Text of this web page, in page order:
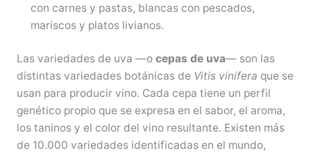
con carnes y pastas, blancas con pescados,
mariscos y platos livianos.
Las variedades de uva —o cepas de uva— son las
distintas variedades botánicas de Vitis vinifera que se
usan para producir vino. Cada cepa tiene un perfil
genético propio que se expresa en el sabor, el aroma,
los taninos y el color del vino resultante. Existen más
de 10.000 variedades identificadas en el mundo,